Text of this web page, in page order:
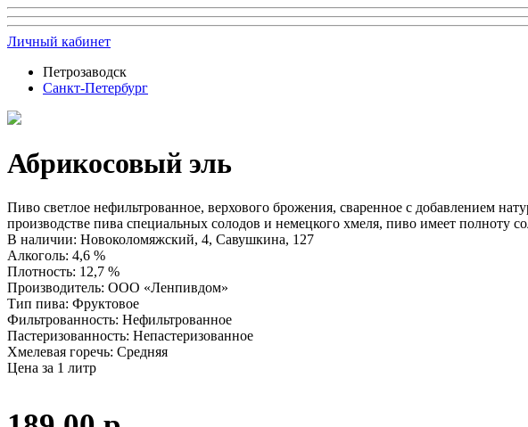
Личный кабинет
Петрозаводск
Санкт-Петербург
Абрикосовый эль
Пиво светлое нефильтрованное, верхового брожения, сваренное с добавлением
производстве пива специальных солодов и немецкого хмеля, пиво имеет полноту
В наличии: Новоколомяжский, 4, Савушкина, 127
Алкоголь: 4,6 %
Плотность: 12,7 %
Производитель: ООО «Ленпивдом»
Тип пива: Фруктовое
Фильтрованность: Нефильтрованное
Пастеризованность: Непастеризованное
Хмелевая горечь: Средняя
Цена за 1 литр